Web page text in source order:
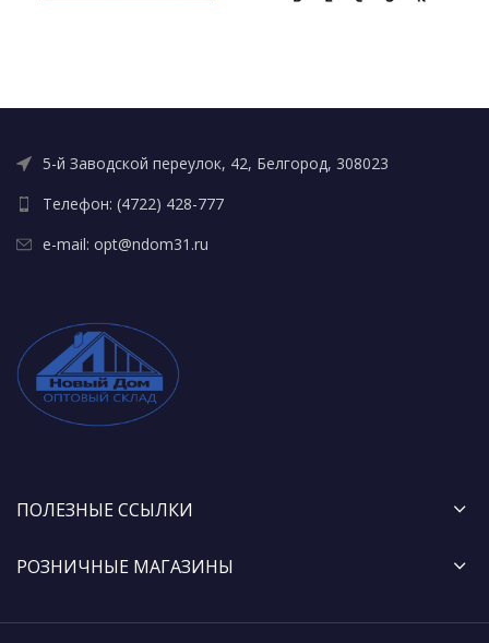
5-й Заводской переулок, 42, Белгород, 308023
Телефон: (4722) 428-777
e-mail: opt@ndom31.ru
ПОЛЕЗНЫЕ ССЫЛКИ
РОЗНИЧНЫЕ МАГАЗИНЫ